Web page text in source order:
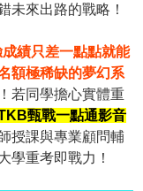
未來出路的戰略！
績只差一點點就能
額極稀缺的夢幻系
若同學擔心實體重
TKB甄戰一點通影音
授課與專業顧問輔
學重考即戰力！